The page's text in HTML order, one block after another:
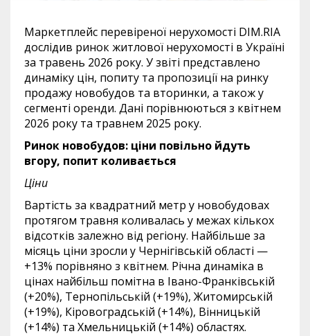
Маркетплейс перевіреної нерухомості DIM.RIA
дослідив ринок житлової нерухомості в Україні
за травень 2026 року. У звіті представлено
динаміку цін, попиту та пропозиції на ринку
продажу новобудов та вторинки, а також у
сегменті оренди. Дані порівнюються з квітнем
2026 року та травнем 2025 року.
Ринок новобудов: ціни повільно йдуть
вгору, попит коливається
Ціни
Вартість за квадратний метр у новобудовах
протягом травня коливалась у межах кількох
відсотків залежно від регіону. Найбільше за
місяць ціни зросли у Чернігівській області —
+13% порівняно з квітнем. Річна динаміка в
цінах найбільш помітна в Івано-Франківській
(+20%), Тернопільській (+19%), Житомирській
(+19%), Кіровоградській (+14%), Вінницькій
(+14%) та Хмельницькій (+14%) областях.